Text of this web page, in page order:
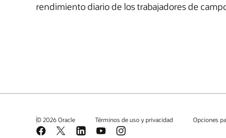
rendimiento diario de los trabajadores de
© 2026 Oracle Términos de uso y privacidad Opciones
Facebook
X LinkedInYouTubeInstagram